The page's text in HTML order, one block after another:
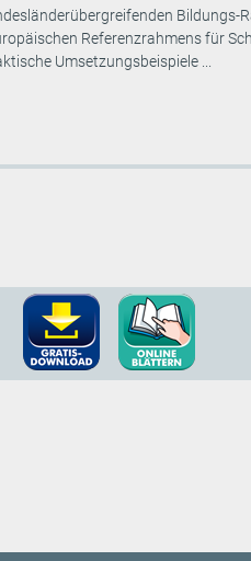
Referenzrahmens für
Umsetzungsbeispiele ...